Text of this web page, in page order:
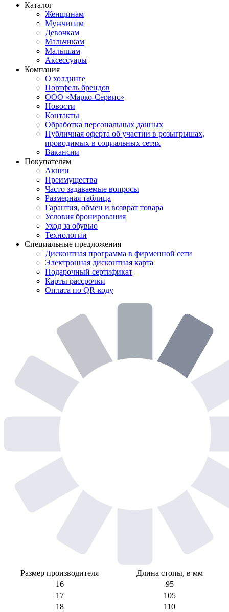
Каталог
Женщинам
Мужчинам
Девочкам
Мальчикам
Малышам
Аксессуары
Компания
О холдинге
Портфель брендов
ООО «Марко-Сервис»
Новости
Контакты
Обработка персональных данных
Публичная оферта об участии в розыгрышах,
проводимых в социальных сетях
Вакансии
Покупателям
Акции
Преимущества
Часто задаваемые вопросы
Размерная таблица
Гарантия, обмен и возврат товара
Условия бронирования
Уход за обувью
Технологии
Специальные предложения
Дисконтная программа в фирменной сети
Электронная дисконтная карта
Подарочный сертификат
Карты рассрочки
Оплата по QR-коду
Размер производителя
Длина стопы, в мм
16
95
17
105
18
110